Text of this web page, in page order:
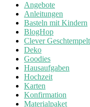
Angebote
Anleitungen
Basteln mit Kindern
BlogHop
Clever
Deko
Goodies
Hausaufgaben
Hochzeit
Karten
Konfirmation
Materialpaket